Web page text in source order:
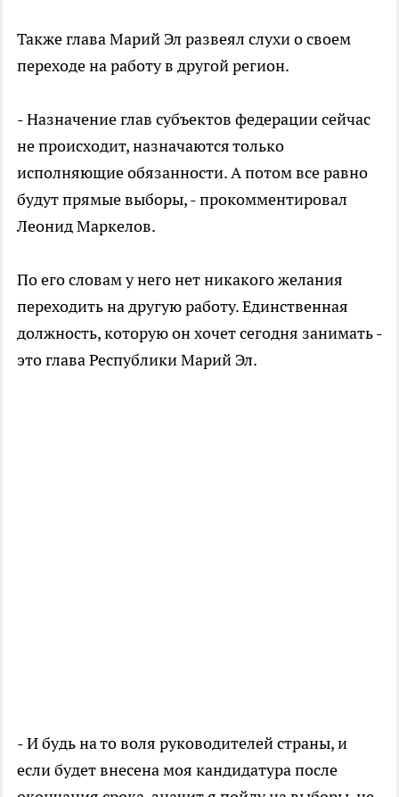
Также глава Марий Эл развеял слухи о своем
переходе на работу в другой регион.
- Назначение глав субъектов федерации сейчас
не происходит, назначаются только
исполняющие обязанности. А потом все равно
будут прямые выборы, - прокомментировал
Леонид Маркелов.
По его словам у него нет никакого желания
переходить на другую работу. Единственная
должность, которую он хочет сегодня занимать -
это глава Республики Марий Эл.
- И будь на то воля руководителей страны, и
если будет внесена моя кандидатура после